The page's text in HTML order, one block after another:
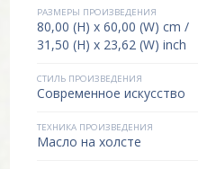
РАЗМЕРЫ ПРОИЗВЕДЕНИЯ
80,00 (H) x 60,00 (W) cm /
31,50 (H) x 23,62 (W) inch
СТИЛЬ ПРОИЗВЕДЕНИЯ
Современное искусство
ТЕХНИКА ПРОИЗВЕДЕНИЯ
Масло на холсте